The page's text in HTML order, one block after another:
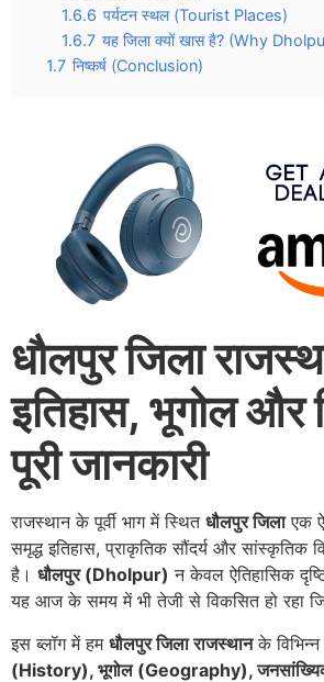
1.6.6 पर्यटन स्थल (Tourist Places)
1.6.7 यह जिला क्यों खास है? (Why
1.7 निष्कर्ष (Conclusion)
धौलपुर जिला
इतिहास, भूगोल और
पूरी जानकारी
राजस्थान के पूर्वी भाग में स्थित धौलपुर जिलाएक
समृद्ध इतिहास, प्राकृतिक सौंदर्य और सांस्कृतिक
है। धौलपुर (Dholpur) न केवल ऐतिहासिक
यह आज के समय में भी तेजी से विकसित हो रहा
इस ब्लॉग में हम धौलपुर जिला राजस्थानके
(History), भूगोल (Geography),